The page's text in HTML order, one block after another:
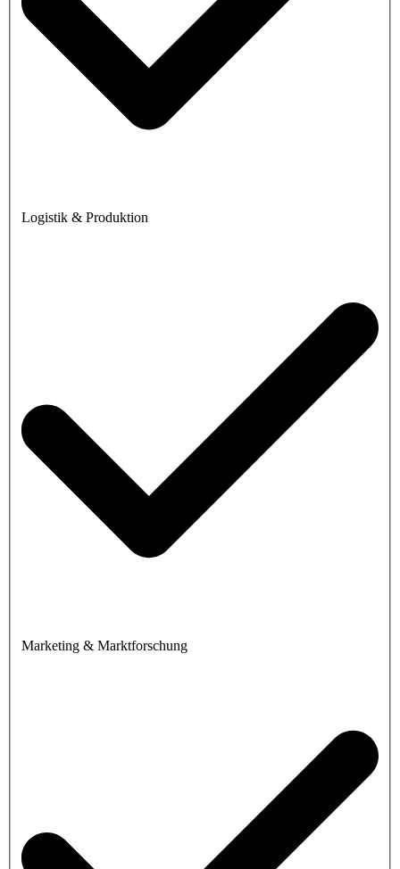
Logistik & Produktion
Marketing & Marktforschung